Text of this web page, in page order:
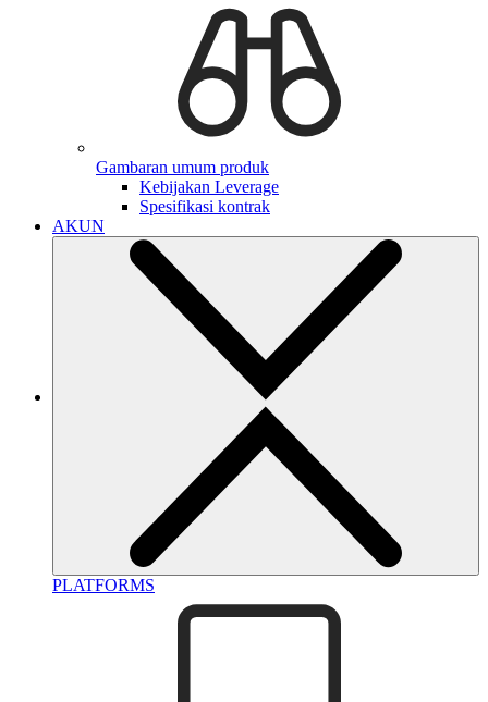
Gambaran umum produk
Kebijakan Leverage
Spesifikasi kontrak
AKUN
PLATFORMS